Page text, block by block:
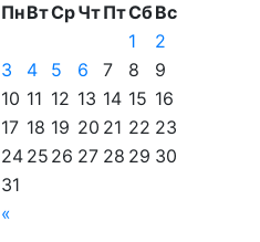
ПнВтСрЧтПтСбВс
«
1
2
3
4 5 6 7 8
9
10 11 12 13 14 15 16
17 18 19 20 21 22 23
24 25 26 27 28 29 30
31